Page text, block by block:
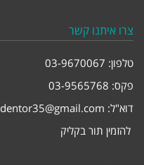
צרו איתנו קשר
טלפון: 03-9670067
פקס: 03-9565768
דוא"ל: dentor35@gmail.com
להזמין תור בקליק